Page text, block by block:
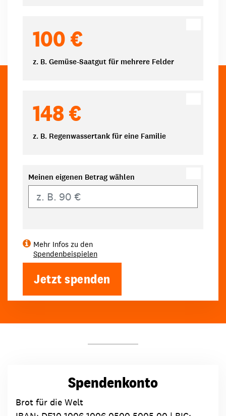
100 €
z. B. Gemüse-Saatgut für mehrere Felder
148 €
z. B. Regenwassertank für eine Familie
Meinen eigenen Betrag wählen
Mehr Infos zu den
Spendenbeispielen
Jetzt spenden
Spendenkonto
Brot für die Welt